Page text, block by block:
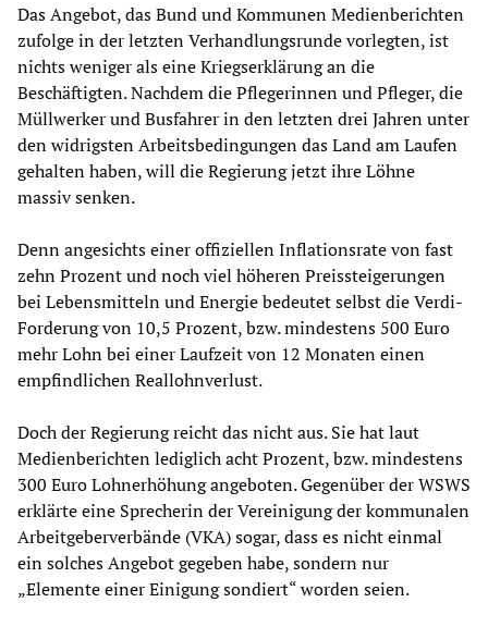
Das Angebot, das Bund und Kommunen Medienberichten
zufolge in der letzten Verhandlungsrunde vorlegten, ist
nichts weniger als eine Kriegserklärung an die
Beschäftigten. Nachdem die Pflegerinnen und Pfleger, die
Müllwerker und Busfahrer in den letzten drei Jahren unter
den widrigsten Arbeitsbedingungen das Land am Laufen
gehalten haben, will die Regierung jetzt ihre Löhne
massiv senken.
Denn angesichts einer offiziellen Inflationsrate von fast
zehn Prozent und noch viel höheren Preissteigerungen
bei Lebensmitteln und Energie bedeutet selbst die Verdi-
Forderung von 10,5 Prozent, bzw. mindestens 500 Euro
mehr Lohn bei einer Laufzeit von 12 Monaten einen
empfindlichen Reallohnverlust.
Doch der Regierung reicht das nicht aus. Sie hat laut
Medienberichten lediglich acht Prozent, bzw. mindestens
300 Euro Lohnerhöhung angeboten. Gegenüber der WSWS
erklärte eine Sprecherin der Vereinigung der kommunalen
Arbeitgeberverbände (VKA) sogar, dass es nicht einmal
ein solches Angebot gegeben habe, sondern nur
„Elemente einer Einigung sondiert“ worden seien.